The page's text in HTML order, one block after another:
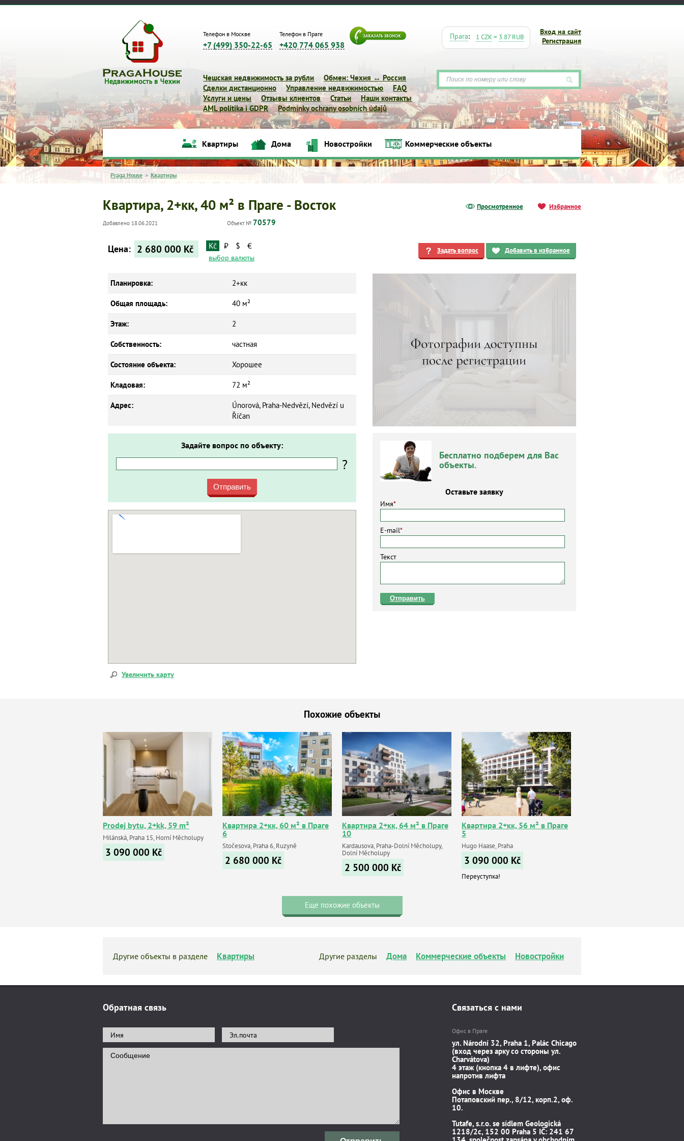
Телефон в Москве
+7 (499) 350-22-65
Телефон в Праге
+420 774 065 938
Вход на сайт
Регистрация
Прага: 1 CZK= 3.87 RUB
Чешская недвижимость за рубли
Обмен: Чехия ↔ Россия
Сделки дистанционно
Управление недвижимостью
FAQ
Услуги и цены
Отзывы клиентов Статьи
Наши контакты
AML politika i GDPR
Podmínky ochrany osobních údajů
Квартиры Дома Новостройки Коммерческие объекты
Квартиры Дома Новостройки Коммерческие объекты
Praga House > Квартиры
Просмотренное Избранное
Квартира, 2+кк, 40 м² в Праге - Восток
Добавлено 18.06.2021 Объект № 70579
Задать вопрос Добавить в избранное
Бесплатно подберем для Вас
объекты.
Оставьте заявку
Имя*
E-mail*
Текст
Отправить
Цена: 2 680 000 Kč Kč ₽ $ €
выбор валюты
Планировка: 2+кк
Общая площадь: 40 м²
Этаж: 2
Собственность: частная
Состояние объекта: Хорошее
Кладовая: 72 м²
Адрес:
Únorová, Praha-Nedvězí, Nedvězí u
Říčan
Задайте вопрос по объекту:
?
Отправить
Увеличить карту
Похожие объекты
Prodej bytu, 2+kk, 59 m²
Milánská, Praha 15, Horní Měcholupy
3 090 000 Kč
Квартира 2+кк, 60 м² в Праге
6
Stočesova, Praha 6, Ruzyně
2 680 000 Kč
Квартира 2+кк, 64 м² в Праге
10
Kardausova, Praha-Dolní Měcholupy,
Dolní Měcholupy
2 500 000 Kč
Квартира 2+кк, 56 м² в Праге
5
Hugo Haase, Praha
3 090 000 Kč
Переуступка!
Еще похожие объекты
Другие объекты в разделе Квартиры Другие разделы Дома Коммерческие объекты Новостройки
Обратная связь Связаться с нами
Офис в Праге
ул. Národní 32, Praha 1, Palác Chicago
(вход через арку со стороны ул.
Charvátova)
4 этаж (кнопка 4 в лифте), офис
напротив лифта
Офис в Москве
Потаповский пер., 8/12, корп.2, оф.
10.
Tutafe, s.r.o. se sídlem Geologická
1218/2c, 152 00 Praha 5 IČ: 241 67